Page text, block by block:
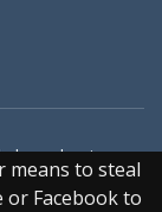
means to steal
Facebook to
las colecciones